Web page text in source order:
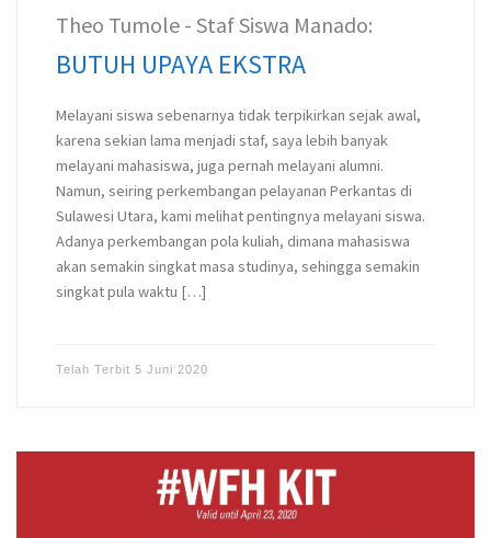
Theo Tumole - Staf Siswa Manado:
BUTUH UPAYA EKSTRA
Melayani siswa sebenarnya tidak terpikirkan sejak awal,
karena sekian lama menjadi staf, saya lebih banyak
melayani mahasiswa, juga pernah melayani alumni.
Namun, seiring perkembangan pelayanan Perkantas di
Sulawesi Utara, kami melihat pentingnya melayani siswa.
Adanya perkembangan pola kuliah, dimana mahasiswa
akan semakin singkat masa studinya, sehingga semakin
singkat pula waktu […]
Telah Terbit 5 Juni 2020